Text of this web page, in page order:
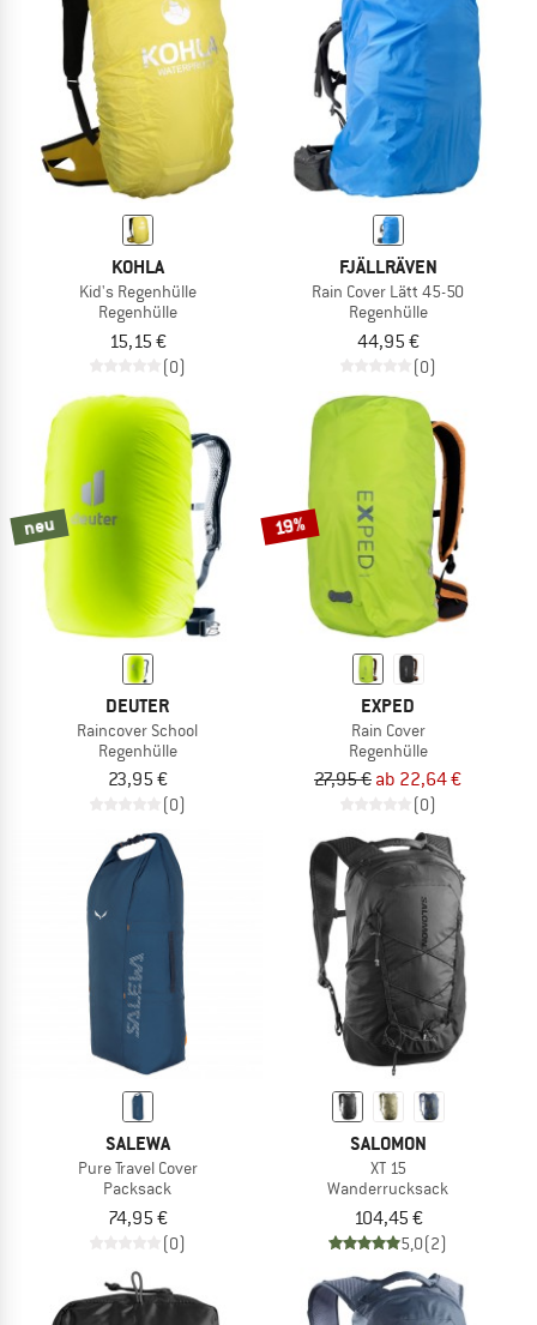
KOHLA
Kid's Regenhülle
Regenhülle
15,15 €
(0)
FJÄLLRÄVEN
Rain Cover Lätt 45-50
Regenhülle
44,95 €
(0)
neu
DEUTER
Raincover School
Regenhülle
23,95 €
(0)
19%
EXPED
Rain Cover
Regenhülle
27,95 € ab 22,64 €
(0)
SALEWA
Pure Travel Cover
Packsack
74,95 €
(0)
SALOMON
XT 15
Wanderrucksack
104,45 €
5,0(2)